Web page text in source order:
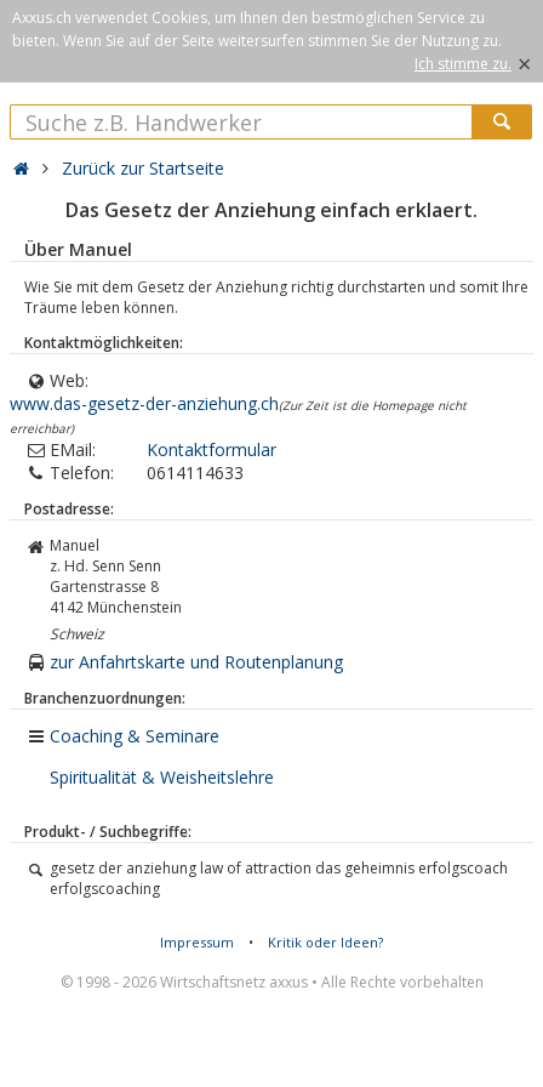
Axxus.ch verwendet Cookies, um Ihnen den bestmöglichen Service zu
bieten. Wenn Sie auf der Seite weitersurfen stimmen Sie der Nutzung zu.
Ich stimme zu. ×
Zurück zur Startseite
Das Gesetz der Anziehung einfach erklaert.
Über Manuel
Wie Sie mit dem Gesetz der Anziehung richtig durchstarten und somit Ihre
Träume leben können.
Kontaktmöglichkeiten:
Web:
www.das-gesetz-der-anziehung.ch(Zur Zeit ist die Homepage nicht
erreichbar)
EMail:
Kontaktformular
Telefon:
0614114633
Postadresse:
Manuel
z. Hd. Senn Senn
Gartenstrasse 8
4142 Münchenstein
Schweiz
zur Anfahrtskarte und Routenplanung
Branchenzuordnungen:
Coaching & Seminare
Spiritualität & Weisheitslehre
Produkt- / Suchbegriffe:
gesetz der anziehung law of attraction das geheimnis erfolgscoach
erfolgscoaching
Impressum • Kritik oder Ideen?
© 1998 - 2026 Wirtschaftsnetz axxus • Alle Rechte vorbehalten